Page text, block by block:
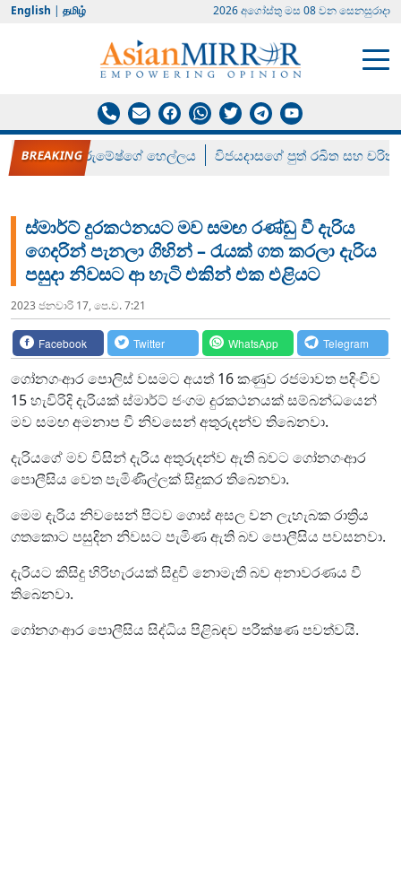
English | தமிழ் 2026 අගෝස්‍තු මස 08 වන සෙනසුරාදා
රන් ගෙනා රුමේෂ්ගේ හෙල්ලය විජයදාසගේ පුත් රඛිත සහ චරිත්
ස්මාර්ට් දුරකථනයට මව සමඟ රණ්ඩු වී දැරිය
‌ගෙදරින් පැනලා ගිහින් – රැයක් ගත කරලා දැරිය
පසුදා නිවසට ආ හැටි එකින් එක එළියට
2023 ජනවාරි 17, පෙ.ව. 7:21
Facebook Twitter WhatsApp Telegram
ගෝනගංආර පොලිස් වසමට අයත් 16 කණුව රජමාවත පදිංචිව
15 හැවිරිදි දැරියක් ස්මාර්ට් ජංගම දුරකථනයක් සම්බන්ධයෙන්
මව සමඟ අමනාප වී නිවසෙන් අතුරුදන්ව තිබෙනවා.
දැරියගේ මව විසින් දැරිය අතුරුදන්ව ඇති බවට ගෝනගංආර
පොලීසිය වෙත පැමිණිල්ලක් සිදුකර තිබෙනවා.
මෙම දැරිය නිවසෙන් පිටව ගොස් අසල වන ලැහැබක රාත්‍රිය
ගතකොට පසුදින නිවසට පැමිණ ඇති බව පොලීසිය පවසනවා.
දැරියට කිසිදු හිරිහැරයක් සිදුවී නොමැති බව අනාවරණය වී
තිබෙනවා.
ගෝනගංආර පොලීසිය සිද්ධිය පිළිබඳව පරීක්ෂණ පවත්වයි.